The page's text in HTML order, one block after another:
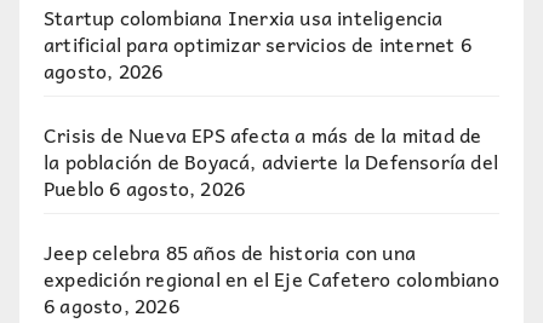
Startup colombiana Inerxia usa inteligencia
artificial para optimizar servicios de internet 6
agosto, 2026
Crisis de Nueva EPS afecta a más de la mitad de
la población de Boyacá, advierte la Defensoría del
Pueblo6 agosto, 2026
Jeep celebra 85 años de historia con una
expedición regional en el Eje Cafetero colombiano
6 agosto, 2026